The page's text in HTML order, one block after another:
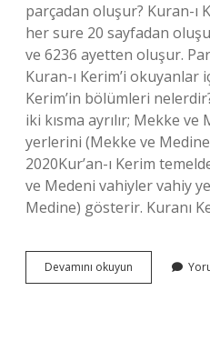
parçadan oluşur? Kuran-ı
her sure 20 sayfadan
ve 6236 ayetten oluşur.
Kuran-ı Kerim’i okuyanlar
Kerim’in bölümleri
iki kısma ayrılır; Mekke
yerlerini (Mekke ve
2020Kur’an-ı Kerim
ve Medeni vahiyler vahiy
Medine) gösterir. Kuranı
Devamını okuyun
I